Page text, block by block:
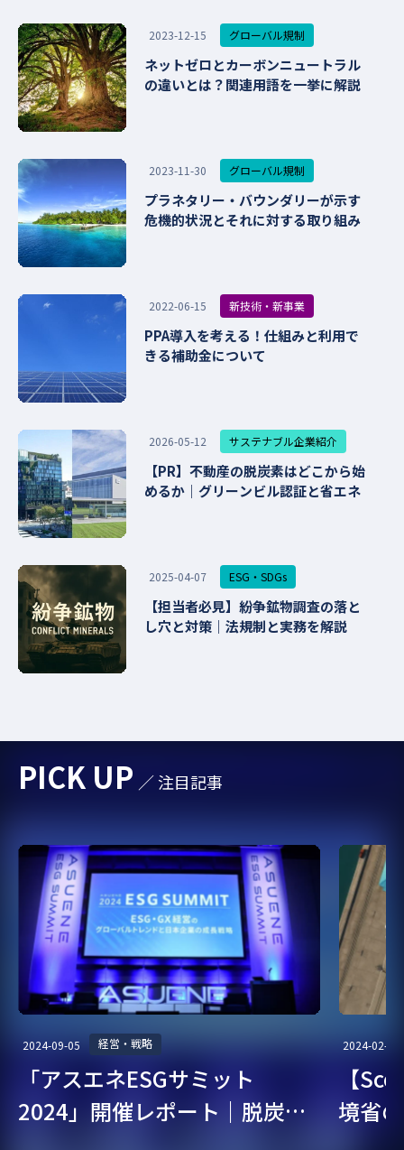
2023-12-15 グローバル規制
ネットゼロとカーボンニュートラル
の違いとは？関連用語を一挙に解説
2023-11-30 グローバル規制
プラネタリー・バウンダリーが示す
危機的状況とそれに対する取り組み
2022-06-15 新技術・新事業
PPA導入を考える！仕組みと利用で
きる補助金について
2026-05-12 サステナブル企業紹介
【PR】不動産の脱炭素はどこから始
めるか｜グリーンビル認証と省エネ
2025-04-07 ESG・SDGs
【担当者必見】紛争鉱物調査の落と
し穴と対策｜法規制と実務を解説
PICK UP ／ 注目記事
2024-09-05 経営・戦略
「アスエネESGサミット
2024」開催レポート｜脱炭
2024-02-07
【
境省